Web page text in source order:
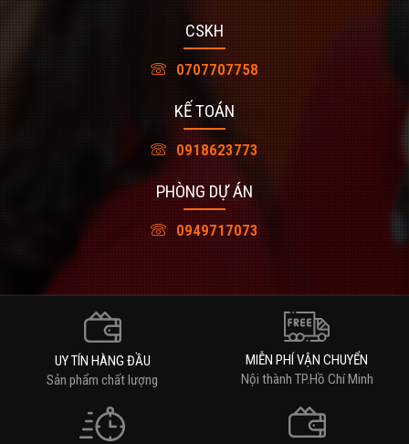
CSKH
0707707758
KẾ TOÁN
0918623773
PHÒNG DỰ ÁN
0949717073
UY TÍN HÀNG ĐẦU
Sản phẩm chất lượng
MIỄN PHÍ VẬN CHUYỂN
Nội thành TP.Hồ Chí Minh